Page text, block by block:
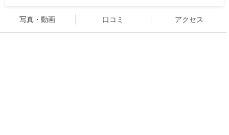
写真・動画 口コミ アクセス